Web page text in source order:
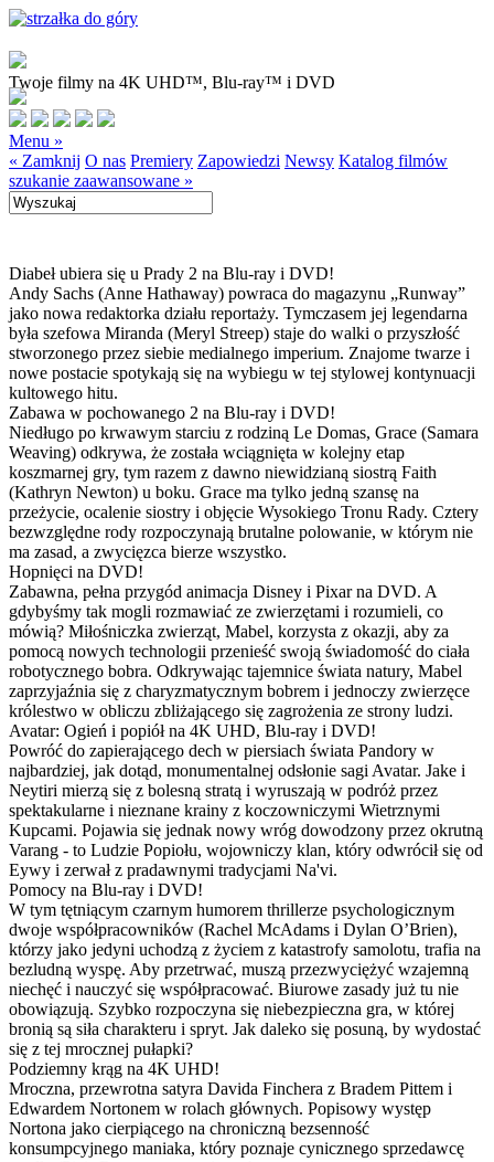
Twoje filmy na 4K UHD™, Blu-ray™ i DVD
Menu »
« Zamknij O nas Premiery Zapowiedzi Newsy Katalog filmów
szukanie zaawansowane »
Diabeł ubiera się u Prady 2 na Blu-ray i DVD!
Andy Sachs (Anne Hathaway) powraca do magazynu „Runway”
jako nowa redaktorka działu reportaży. Tymczasem jej legendarna
była szefowa Miranda (Meryl Streep) staje do walki o przyszłość
stworzonego przez siebie medialnego imperium. Znajome twarze i
nowe postacie spotykają się na wybiegu w tej stylowej kontynuacji
kultowego hitu.
Zabawa w pochowanego 2 na Blu-ray i DVD!
Niedługo po krwawym starciu z rodziną Le Domas, Grace (Samara
Weaving) odkrywa, że została wciągnięta w kolejny etap
koszmarnej gry, tym razem z dawno niewidzianą siostrą Faith
(Kathryn Newton) u boku. Grace ma tylko jedną szansę na
przeżycie, ocalenie siostry i objęcie Wysokiego Tronu Rady. Cztery
bezwzględne rody rozpoczynają brutalne polowanie, w którym nie
ma zasad, a zwycięzca bierze wszystko.
Hopnięci na DVD!
Zabawna, pełna przygód animacja Disney i Pixar na DVD. A
gdybyśmy tak mogli rozmawiać ze zwierzętami i rozumieli, co
mówią? Miłośniczka zwierząt, Mabel, korzysta z okazji, aby za
pomocą nowych technologii przenieść swoją świadomość do ciała
robotycznego bobra. Odkrywając tajemnice świata natury, Mabel
zaprzyjaźnia się z charyzmatycznym bobrem i jednoczy zwierzęce
królestwo w obliczu zbliżającego się zagrożenia ze strony ludzi.
Avatar: Ogień i popiół na 4K UHD, Blu-ray i DVD!
Powróć do zapierającego dech w piersiach świata Pandory w
najbardziej, jak dotąd, monumentalnej odsłonie sagi Avatar. Jake i
Neytiri mierzą się z bolesną stratą i wyruszają w podróż przez
spektakularne i nieznane krainy z koczowniczymi Wietrznymi
Kupcami. Pojawia się jednak nowy wróg dowodzony przez okrutną
Varang - to Ludzie Popiołu, wojowniczy klan, który odwrócił się od
Eywy i zerwał z pradawnymi tradycjami Na'vi.
Pomocy na Blu-ray i DVD!
W tym tętniącym czarnym humorem thrillerze psychologicznym
dwoje współpracowników (Rachel McAdams i Dylan O’Brien),
którzy jako jedyni uchodzą z życiem z katastrofy samolotu, trafia na
bezludną wyspę. Aby przetrwać, muszą przezwyciężyć wzajemną
niechęć i nauczyć się współpracować. Biurowe zasady już tu nie
obowiązują. Szybko rozpoczyna się niebezpieczna gra, w której
bronią są siła charakteru i spryt. Jak daleko się posuną, by wydostać
się z tej mrocznej pułapki?
Podziemny krąg na 4K UHD!
Mroczna, przewrotna satyra Davida Finchera z Bradem Pittem i
Edwardem Nortonem w rolach głównych. Popisowy występ
Nortona jako cierpiącego na chroniczną bezsenność
konsumpcyjnego maniaka, który poznaje cynicznego sprzedawcę